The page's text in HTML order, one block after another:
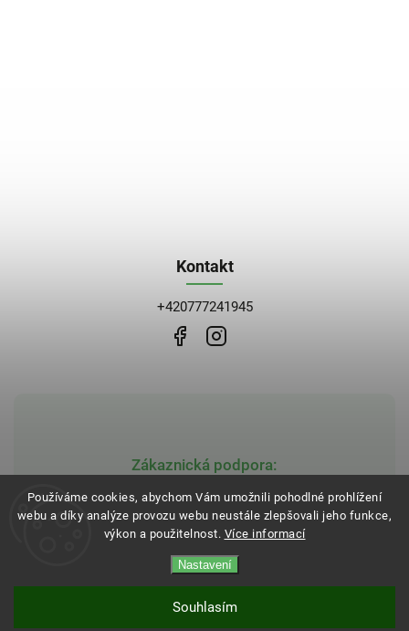
Používáme cookies, abychom Vám umožnili pohodlné prohlížení
webu a díky analýze provozu webu neustále zlepšovali jeho funkce,
výkon a použitelnost. Více informací
Nastavení
Souhlasím
Zákaznická podpora:
obchod@bblekarna.cz
Kontakt
+420777241945
Copyright 2026BB Lékarna. Všechna práva vyhrazena.
Shoptet | Design